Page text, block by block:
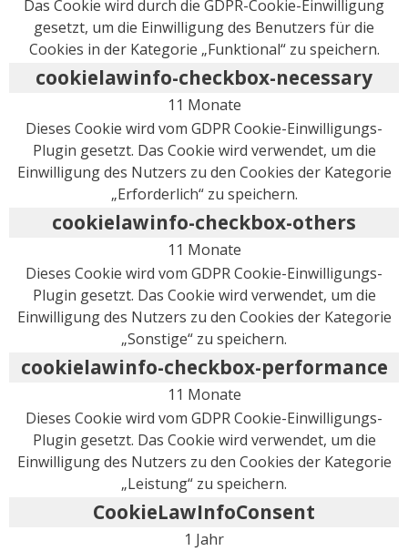
Das Cookie wird durch die GDPR-Cookie-Einwilligung
gesetzt, um die Einwilligung des Benutzers für die
Cookies in der Kategorie „Funktional“ zu speichern.
cookielawinfo-checkbox-necessary
11 Monate
Dieses Cookie wird vom GDPR Cookie-Einwilligungs-
Plugin gesetzt. Das Cookie wird verwendet, um die
Einwilligung des Nutzers zu den Cookies der Kategorie
„Erforderlich“ zu speichern.
cookielawinfo-checkbox-others
11 Monate
Dieses Cookie wird vom GDPR Cookie-Einwilligungs-
Plugin gesetzt. Das Cookie wird verwendet, um die
Einwilligung des Nutzers zu den Cookies der Kategorie
„Sonstige“ zu speichern.
cookielawinfo-checkbox-performance
11 Monate
Dieses Cookie wird vom GDPR Cookie-Einwilligungs-
Plugin gesetzt. Das Cookie wird verwendet, um die
Einwilligung des Nutzers zu den Cookies der Kategorie
„Leistung“ zu speichern.
CookieLawInfoConsent
1 Jahr